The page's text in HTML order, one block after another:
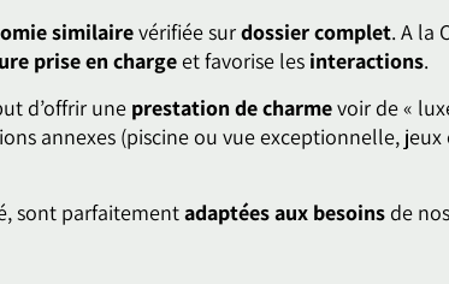
similairevérifiée surdossier complet. A la
prise en chargeet favorise les interactions.
d’offrir une prestation de charmevoir de «
annexes (piscine ou vue exceptionnelle, jeux
sont parfaitementadaptées aux besoins de nos